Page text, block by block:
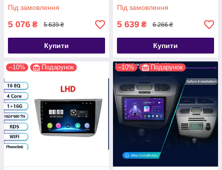
Під замовлення
5 076 ₴ 5 639 ₴
Купити
Під замовлення
5 639 ₴ 6 266 ₴
Купити
–10% Подарунок –10% Подарунок